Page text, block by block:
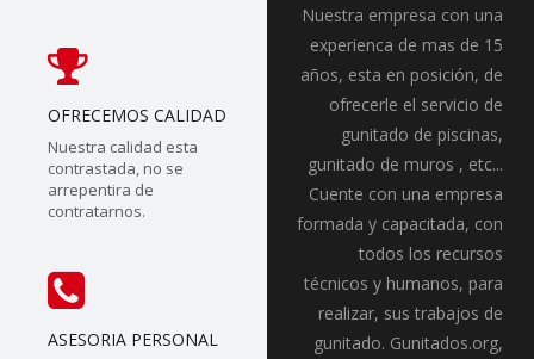
OFRECEMOS CALIDAD
Nuestra calidad esta
contrastada, no se
arrepentira de
contratarnos.
ASESORIA PERSONAL
Nuestra empresa con una
experienca de mas de 15
años, esta en posición, de
ofrecerle el servicio de
gunitado de piscinas,
gunitado de muros , etc...
Cuente con una empresa
formada y capacitada, con
todos los recursos
técnicos y humanos, para
realizar, sus trabajos de
gunitado. Gunitados.org,